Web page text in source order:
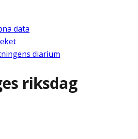
data
diarium
riksdag